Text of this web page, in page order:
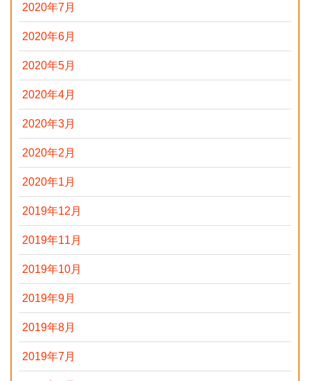
2020年7月
2020年6月
2020年5月
2020年4月
2020年3月
2020年2月
2020年1月
2019年12月
2019年11月
2019年10月
2019年9月
2019年8月
2019年7月